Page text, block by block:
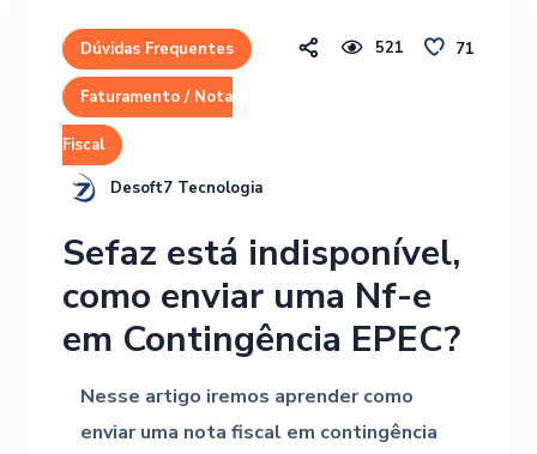
Dúvidas Frequentes
Faturamento / Nota
Fiscal
Desoft7 Tecnologia
521 71
Sefaz está indisponível,
como enviar uma Nf-e
em Contingência EPEC?
Nesse artigo iremos aprender como
enviar uma nota fiscal em contingência